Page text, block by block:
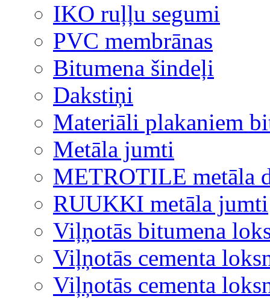
IKO ruļļu segumi
PVC membrānas
Bitumena šindeļi
Dakstiņi
Materiāli plakaniem
Metāla jumti
METROTILE metāla
RUUKKI metāla jumti
Viļņotās bitumena
Viļņotās cementa
Viļņotās cementa